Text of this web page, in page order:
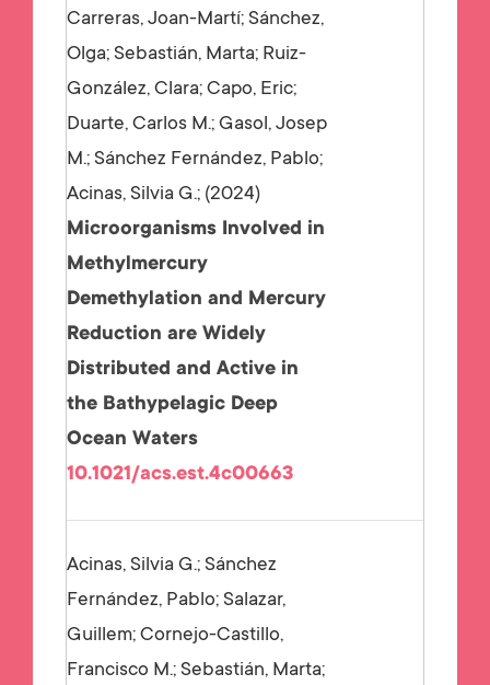
Carreras, Joan-Martí; Sánchez,
Olga; Sebastián, Marta; Ruiz-
González, Clara; Capo, Eric;
Duarte, Carlos M.; Gasol, Josep
M.; Sánchez Fernández, Pablo;
Acinas, Silvia G.; 2024
Microorganisms Involved in
Methylmercury
Demethylation and Mercury
Reduction are Widely
Distributed and Active in
the Bathypelagic Deep
Ocean Waters
10.1021/acs.est.4c00663
Acinas, Silvia G.; Sánchez
Fernández, Pablo; Salazar,
Guillem; Cornejo-Castillo,
Francisco M.; Sebastián, Marta;